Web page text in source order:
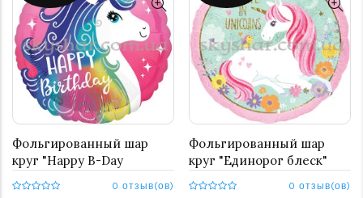
Фольгированный шар
круг "Happy B-Day
Единорог"
0 отзыв(ов)
Фольгированный шар
круг "Единорог блеск"
0 отзыв(ов)